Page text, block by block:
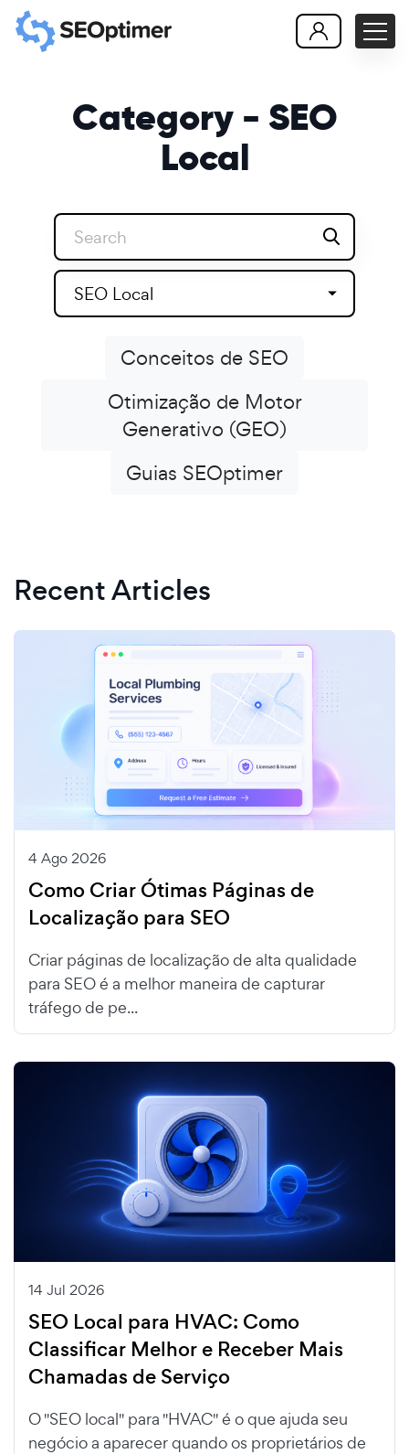
Category - SEO
Local
SEO Local
Conceitos de SEO
Otimização de Motor
Generativo (GEO)
Guias SEOptimer
Recent Articles
4 Ago 2026
Como Criar Ótimas Páginas de
Localização para SEO
Criar páginas de localização de alta qualidade
para SEO é a melhor maneira de capturar
tráfego de pe...
14 Jul 2026
SEO Local para HVAC: Como
Classificar Melhor e Receber Mais
Chamadas de Serviço
O "SEO local" para "HVAC" é o que ajuda seu
negócio a aparecer quando os proprietários de